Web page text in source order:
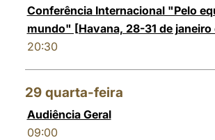
Conferência Internacional "Pelo
mundo" [Havana, 28-31 de janeiro
20:30
29 quarta-feira
Audiência Geral
09:00